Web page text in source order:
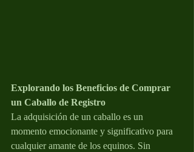
Explorando los Beneficios de Comprar
un Caballo de Registro
La adquisición de un caballo es un
momento emocionante y significativo para
cualquier amante de los equinos. Sin